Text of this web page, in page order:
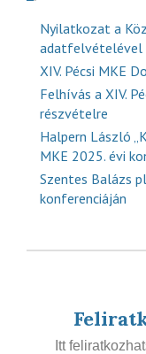
Nyilatkozat a
adatfelvételével
XIV. Pécsi MKE
Felhívás a XIV.
részvételre
Halpern László
MKE 2025. évi
Szentes Balázs
konferenciáján
Itt